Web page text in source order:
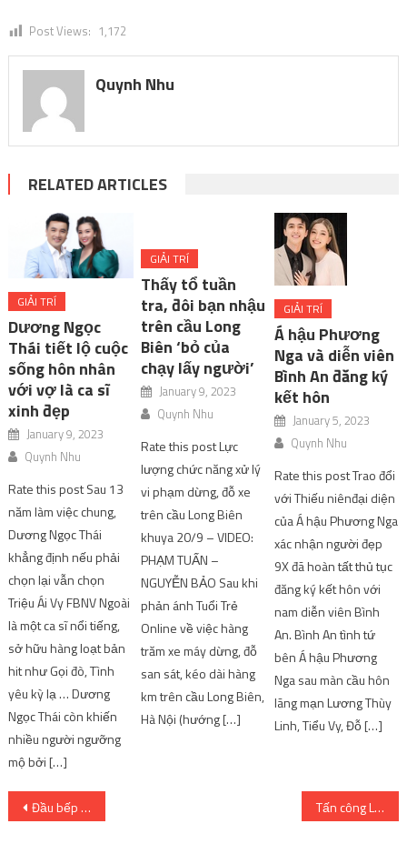
Post Views: 1,172
Quynh Nhu
RELATED ARTICLES
GIẢI TRÍ
Dương Ngọc
Thái tiết lộ cuộc
sống hôn nhân
với vợ là ca sĩ
xinh đẹp
January 9, 2023
Quynh Nhu
Rate this post Sau 13
năm làm việc chung,
Dương Ngọc Thái
khẳng định nếu phải
chọn lại vẫn chọn
Triệu Ái Vy FBNV Ngoài
là một ca sĩ nổi tiếng,
sở hữu hàng loạt bản
hit như Gọi đò, Tình
yêu kỳ lạ … Dương
Ngọc Thái còn khiến
nhiều người ngưỡng
mộ bởi […]
GIẢI TRÍ
Thấy tổ tuần
tra, đôi bạn nhậu
trên cầu Long
Biên ‘bỏ của
chạy lấy người’
January 9, 2023
Quynh Nhu
Rate this post Lực
lượng chức năng xử lý
vi phạm dừng, đỗ xe
trên cầu Long Biên
khuya 20/9 – VIDEO:
PHẠM TUẤN –
NGUYỄN BẢO Sau khi
phản ánh Tuổi Trẻ
Online về việc hàng
trăm xe máy dừng, đỗ
san sát, kéo dài hàng
km trên cầu Long Biên,
Hà Nội (hướng […]
GIẢI TRÍ
Á hậu Phương
Nga và diễn viên
Bình An đăng ký
kết hôn
January 5, 2023
Quynh Nhu
Rate this post Trao đổi
với Thiếu niênđại diện
của Á hậu Phương Nga
xác nhận người đẹp
9X đã hoàn tất thủ tục
đăng ký kết hôn với
nam diễn viên Bình
An. Bình An tình tứ
bên Á hậu Phương
Nga sau màn cầu hôn
lãng mạn Lương Thùy
Linh, Tiểu Vy, Đỗ […]
Post
Đầu bếp bị nhiễm liên cầu lợn Tấn công Lâu đài Gian? Ngày phát hành